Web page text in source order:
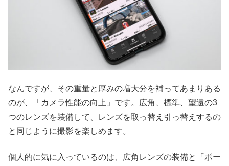
なんですが、その重量と厚みの増大分を補ってあまりある
のが、「カメラ性能の向上」です。広角、標準、望遠の3
つのレンズを装備して、レンズを取っ替え引っ替えするの
と同じように撮影を楽しめます。
個人的に気に入っているのは、広角レンズの装備と「ポー